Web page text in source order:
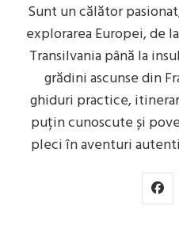
Sunt un călător
explorarea Europei, de
Transilvania până la
grădini ascunse din
ghiduri practice,
puțin cunoscute și
pleci în aventuri